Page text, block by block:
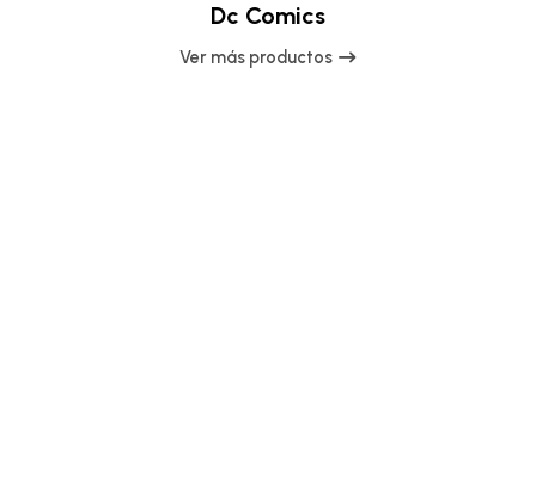
Dc Comics
Ver más productos